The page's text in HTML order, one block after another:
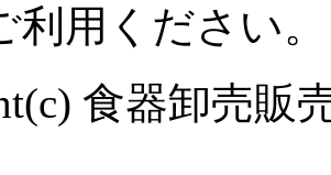
利用ください。
食器卸売販